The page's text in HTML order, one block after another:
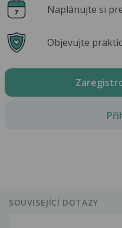
Naplánujte si
Objevujte
SOUVISEJÍCÍ DOTAZY